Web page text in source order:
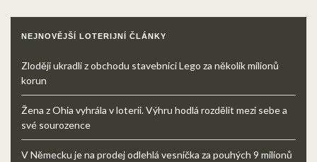
NEJNOVĚJŠÍ LOTERIJNÍ ČLÁNKY
Zloději ukradli z obchodu stavebnici Lego za několik milionů
korun
Žena z Ohia vyhrála v loterii. Výhru hodlá rozdělit mezi sebe a
své sourozence
V Německu je na prodej odlehlá vesnička za pouhých 9 milionů